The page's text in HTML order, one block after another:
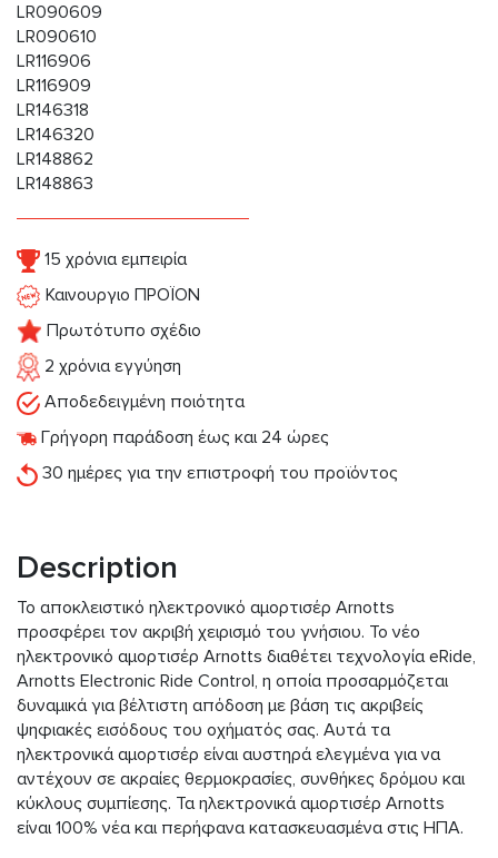
LR090609
LR090610
LR116906
LR116909
LR146318
LR146320
LR148862
LR148863
15 χρόνια εμπειρία
Καινουργιο ΠΡΟΪΟΝ
Πρωτότυπο σχέδιο
2 χρόνια εγγύηση
Αποδεδειγμένη ποιότητα
Γρήγορη παράδοση έως και 24 ώρες
30 ημέρες για την επιστροφή του προϊόντος
Description
Το αποκλειστικό ηλεκτρονικό αμορτισέρ Arnotts
προσφέρει τον ακριβή χειρισμό του γνήσιου. Το νέο
ηλεκτρονικό αμορτισέρ Arnotts διαθέτει τεχνολογία eRide,
Arnotts Electronic Ride Control, η οποία προσαρμόζεται
δυναμικά για βέλτιστη απόδοση με βάση τις ακριβείς
ψηφιακές εισόδους του οχήματός σας. Αυτά τα
ηλεκτρονικά αμορτισέρ είναι αυστηρά ελεγμένα για να
αντέχουν σε ακραίες θερμοκρασίες, συνθήκες δρόμου και
κύκλους συμπίεσης. Τα ηλεκτρονικά αμορτισέρ Arnotts
είναι 100% νέα και περήφανα κατασκευασμένα στις ΗΠΑ.